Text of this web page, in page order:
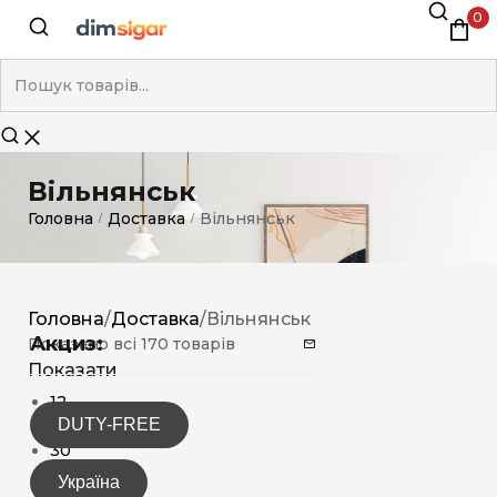
0
Вільнянськ
Головна / Доставка / Вільнянськ
Акциз:
DUTY-FREE
Україна
Головна/Доставка/Вільнянськ
Показано всі 170 товарів
Показати
12
15
30